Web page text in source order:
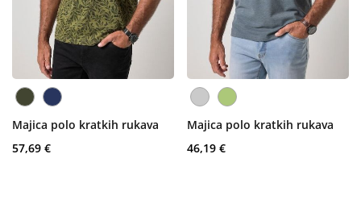
Majica polo kratkih rukava
57,69 €
Majica polo kratkih rukava
46,19 €